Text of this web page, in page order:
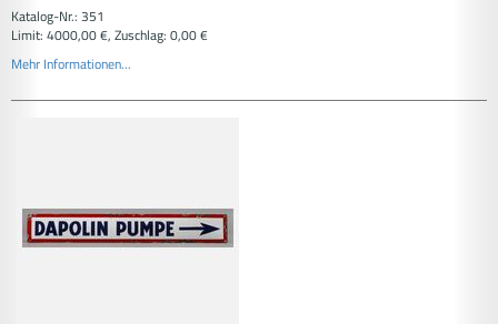
Katalog-Nr.: 351
Limit: 4000,00 €, Zuschlag: 0,00 €
Mehr Informationen...